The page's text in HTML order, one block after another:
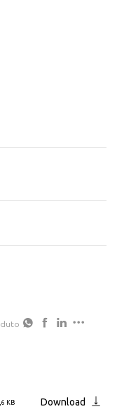
KB Download